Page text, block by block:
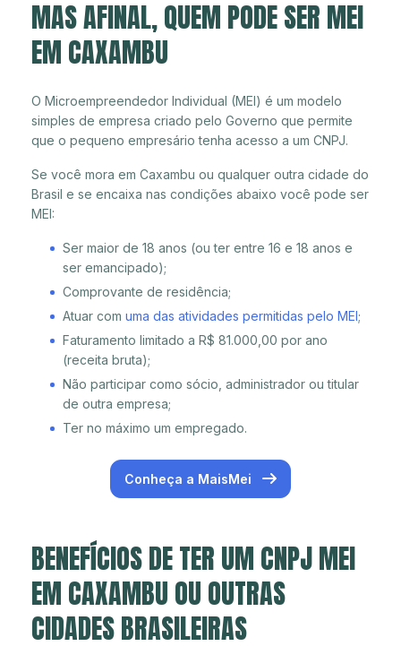
MAS AFINAL, QUEM PODE SER MEI
EM CAXAMBU
O Microempreendedor Individual (MEI) é um modelo
simples de empresa criado pelo Governo que permite
que o pequeno empresário tenha acesso a um CNPJ.
Se você mora em Caxambu ou qualquer outra cidade do
Brasil e se encaixa nas condições abaixo você pode ser
MEI:
Ser maior de 18 anos (ou ter entre 16 e 18 anos e
ser emancipado);
Comprovante de residência;
Atuar com uma das atividades permitidas pelo MEI;
Faturamento limitado a R$ 81.000,00 por ano
(receita bruta);
Não participar como sócio, administrador ou titular
de outra empresa;
Ter no máximo um empregado.
Conheça a MaisMei
BENEFÍCIOS DE TER UM CNPJ MEI
EM CAXAMBU OU OUTRAS
CIDADES BRASILEIRAS